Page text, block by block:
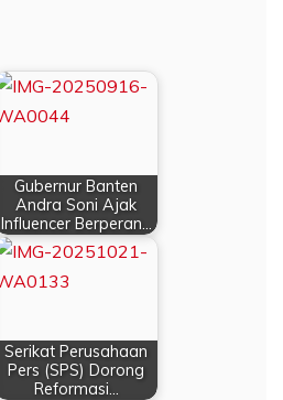
Gubernur Banten
Andra Soni Ajak
Influencer Berperan…
Serikat Perusahaan
Pers (SPS) Dorong
Reformasi…